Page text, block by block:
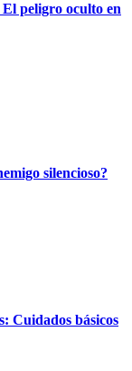
peligro oculto en
silencioso?
Cuidados básicos